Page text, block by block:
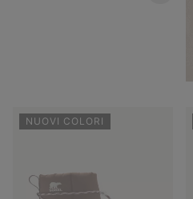
NUOVI COLORI